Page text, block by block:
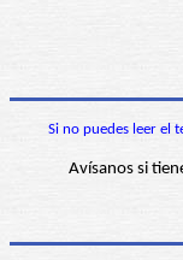
Si no puedes leer el
Avísanos si